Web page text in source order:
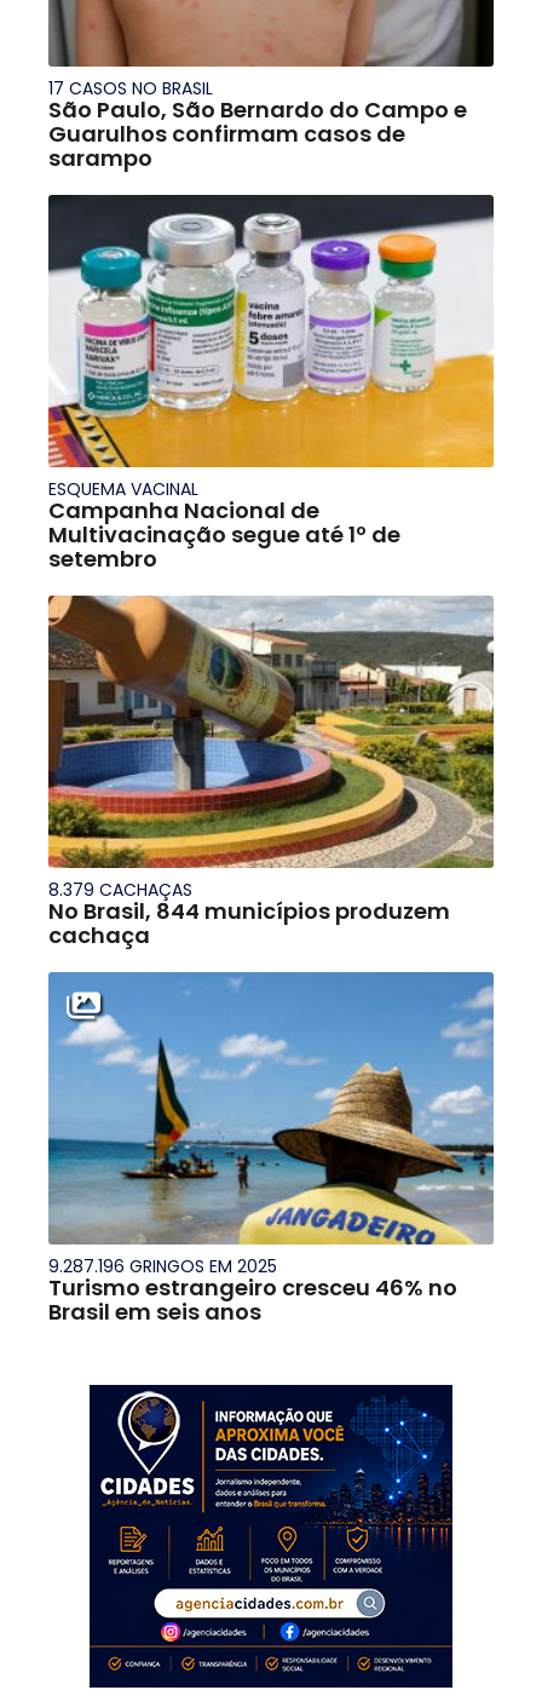
17 CASOS NO BRASIL
São Paulo, São Bernardo do Campo e
Guarulhos confirmam casos de
sarampo
ESQUEMA VACINAL
Campanha Nacional de
Multivacinação segue até 1º de
setembro
8.379 CACHAÇAS
No Brasil, 844 municípios produzem
cachaça
9.287.196 GRINGOS EM 2025
Turismo estrangeiro cresceu 46% no
Brasil em seis anos